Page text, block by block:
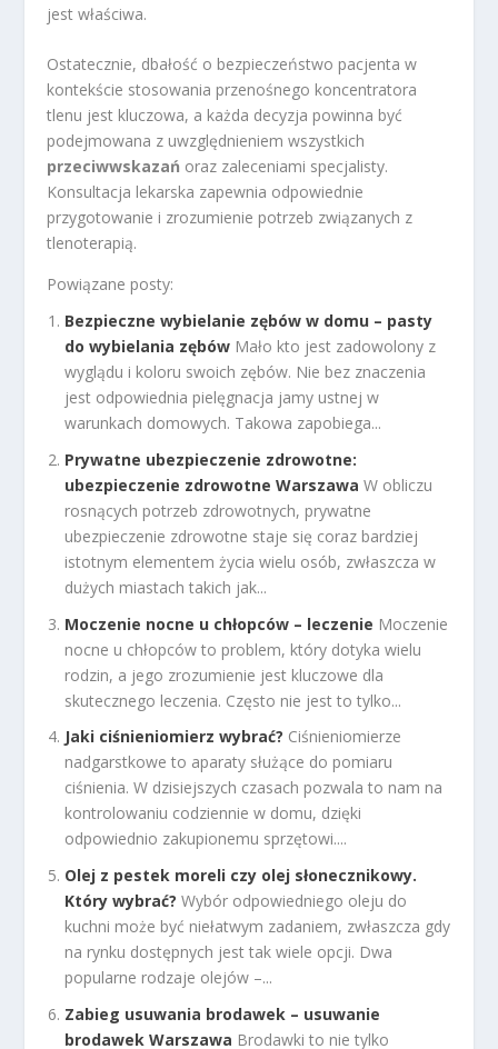
jest właściwa.
Ostatecznie, dbałość o bezpieczeństwo pacjenta w
kontekście stosowania przenośnego koncentratora
tlenu jest kluczowa, a każda decyzja powinna być
podejmowana z uwzględnieniem wszystkich
przeciwwskazań oraz zaleceniami specjalisty.
Konsultacja lekarska zapewnia odpowiednie
przygotowanie i zrozumienie potrzeb związanych z
tlenoterapią.
Powiązane posty:
Bezpieczne wybielanie zębów w domu – pasty
do wybielania zębów Mało kto jest zadowolony z
wyglądu i koloru swoich zębów. Nie bez znaczenia
jest odpowiednia pielęgnacja jamy ustnej w
warunkach domowych. Takowa zapobiega...
Prywatne ubezpieczenie zdrowotne:
ubezpieczenie zdrowotne Warszawa W obliczu
rosnących potrzeb zdrowotnych, prywatne
ubezpieczenie zdrowotne staje się coraz bardziej
istotnym elementem życia wielu osób, zwłaszcza w
dużych miastach takich jak...
Moczenie nocne u chłopców – leczenie Moczenie
nocne u chłopców to problem, który dotyka wielu
rodzin, a jego zrozumienie jest kluczowe dla
skutecznego leczenia. Często nie jest to tylko...
Jaki ciśnieniomierz wybrać? Ciśnieniomierze
nadgarstkowe to aparaty służące do pomiaru
ciśnienia. W dzisiejszych czasach pozwala to nam na
kontrolowaniu codziennie w domu, dzięki
odpowiednio zakupionemu sprzętowi....
Olej z pestek moreli czy olej słonecznikowy.
Który wybrać? Wybór odpowiedniego oleju do
kuchni może być niełatwym zadaniem, zwłaszcza gdy
na rynku dostępnych jest tak wiele opcji. Dwa
popularne rodzaje olejów –...
Zabieg usuwania brodawek – usuwanie
brodawek Warszawa Brodawki to nie tylko